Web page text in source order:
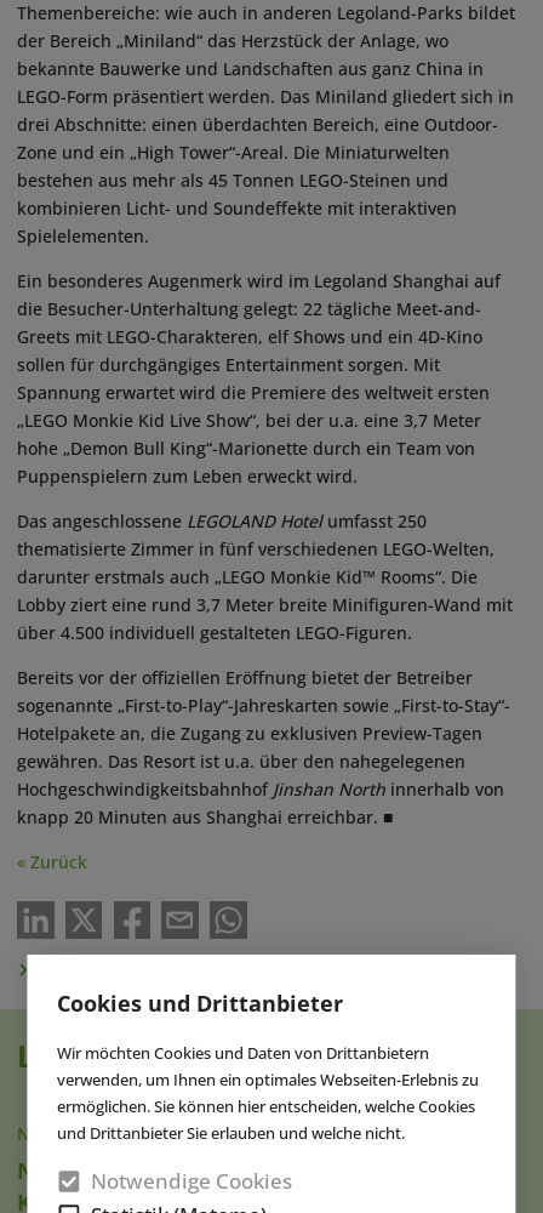
Cookies und Drittanbieter
Wir möchten Cookies und Daten von Drittanbietern
verwenden, um Ihnen ein optimales Webseiten-Erlebnis zu
ermöglichen. Sie können hier entscheiden, welche Cookies
und Drittanbieter Sie erlauben und welche nicht.
Notwendige Cookies
Themenbereiche: wie auch in anderen Legoland-Parks bildet
der Bereich „Miniland“ das Herzstück der Anlage, wo
bekannte Bauwerke und Landschaften aus ganz China in
LEGO-Form präsentiert werden. Das Miniland gliedert sich in
drei Abschnitte: einen überdachten Bereich, eine Outdoor-
Zone und ein „High Tower“-Areal. Die Miniaturwelten
bestehen aus mehr als 45 Tonnen LEGO-Steinen und
kombinieren Licht- und Soundeffekte mit interaktiven
Spielelementen.
Ein besonderes Augenmerk wird im Legoland Shanghai auf
die Besucher-Unterhaltung gelegt: 22 tägliche Meet-and-
Greets mit LEGO-Charakteren, elf Shows und ein 4D-Kino
sollen für durchgängiges Entertainment sorgen. Mit
Spannung erwartet wird die Premiere des weltweit ersten
„LEGO Monkie Kid Live Show“, bei der u.a. eine 3,7 Meter
hohe „Demon Bull King“-Marionette durch ein Team von
Puppenspielern zum Leben erweckt wird.
Das angeschlossene LEGOLAND Hotelumfasst 250
thematisierte Zimmer in fünf verschiedenen LEGO-Welten,
darunter erstmals auch „LEGO Monkie Kid™ Rooms“. Die
Lobby ziert eine rund 3,7 Meter breite Minifiguren-Wand mit
über 4.500 individuell gestalteten LEGO-Figuren.
Bereits vor der offiziellen Eröffnung bietet der Betreiber
sogenannte „First-to-Play“-Jahreskarten sowie „First-to-Stay“-
Hotelpakete an, die Zugang zu exklusiven Preview-Tagen
gewähren. Das Resort ist u.a. über den nahegelegenen
Hochgeschwindigkeitsbahnhof Jinshan North innerhalb von
knapp 20 Minuten aus Shanghai erreichbar. ■
« Zurück
Lesen Sie auch
NACHRICHTEN|27.03.2025
Neue Indoor-Coaster für Legoland Florida &
Kalifornien angekündigt